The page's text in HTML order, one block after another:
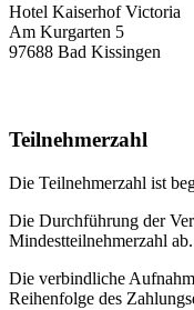
Hotel Kaiserhof Victoria
Am Kurgarten 5
97688 Bad Kissingen
Teilnehmerzahl
Die Teilnehmerzahl ist
Die Durchführung der
Mindestteilnehmerzahl ab.
Die verbindliche
Reihenfolge des